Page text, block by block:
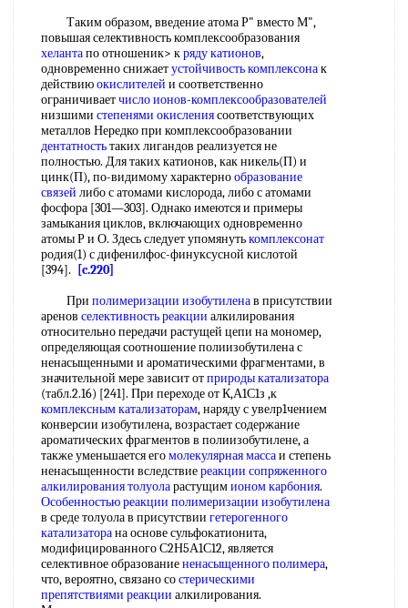
Таким образом, введение атома Р" вместо М",
повышая селективность комплексообразования
хелантапо отношеник> кряду катионов,
одновременно снижаетустойчивость комплексонак
действиюокислителей и соответственно
ограничиваетчисло ионов-комплексообразователей
низшими степенями окислениясоответствующих
металлов Нередко при комплексообразовании
дентатностьтаких лигандов реализуется не
полностью. Для таких катионов, как никель(П) и
цинк(П), по-видимому характернообразование
связей либо с атомами кислорода, либо с атомами
фосфора [301—303]. Однако имеются и примеры
замыкания циклов, включающих одновременно
атомы Р и О. Здесь следует упомянутькомплексонат
родия(1) с дифенилфос-финуксусной кислотой
[394].
[c.220]
При полимеризации изобутиленав присутствии
аренов селективность реакции алкилирования
относительно передачи растущей цепи на мономер,
определяющая соотношение полиизобутилена с
ненасыщенными и ароматическими фрагментами, в
значительной мере зависит отприроды катализатора
(табл.2.16) [241]. При переходе от К,А1С1з ,к
комплексным катализаторам, наряду с увелр1чением
конверсии изобутилена, возрастает содержание
ароматических фрагментов в полиизобутилене, а
также уменьшается егомолекулярная массаи степень
ненасыщенности вследствиереакции сопряженного
алкилирования толуоларастущимионом карбония.
Особенностью реакции полимеризации изобутилена
в среде толуола в присутствии гетерогенного
катализаторана основе сульфокатионита,
модифицированного С2Н5А1С12, является
селективное образованиененасыщенного полимера,
что, вероятно, связано состерическими
препятствиями реакции алкилирования.